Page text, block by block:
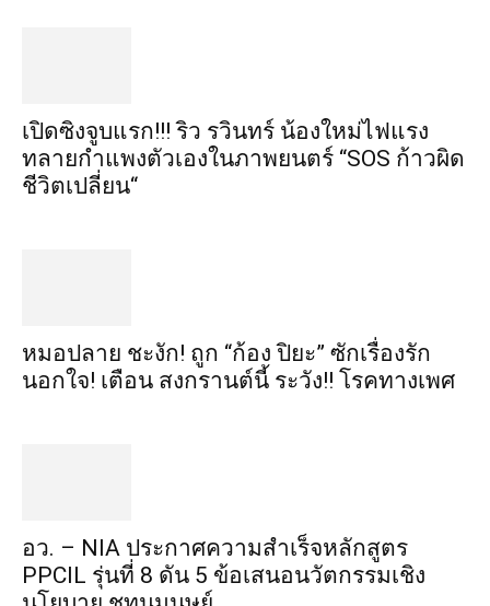
เปิดซิงจูบแรก!!! ริว รวินทร์ น้องใหม่ไฟแรง
ทลายกำแพงตัวเองในภาพยนตร์ “SOS ก้าวผิด
ชีวิตเปลี่ยน“
หมอปลาย ชะงัก! ถูก “ก้อง ปิยะ” ซักเรื่องรัก
นอกใจ! เตือน สงกรานต์นี้ ระวัง!! โรคทางเพศ
อว. – NIA ประกาศความสำเร็จหลักสูตร
PPCIL รุ่นที่ 8 ดัน 5 ข้อเสนอนวัตกรรมเชิง